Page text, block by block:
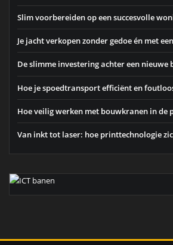
Slim voorbereiden op een succesvolle
Je jacht verkopen zonder gedoe én met
De slimme investering achter een nieuwe
Hoe je spoedtransport efficiënt en
Hoe veilig werken met bouwkranen in de
Van inkt tot laser: hoe printtechnologie